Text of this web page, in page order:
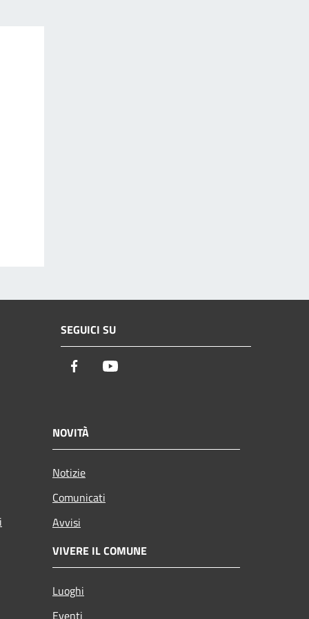
SEGUICI SU
Facebook
NOVITÀ
Notizie
Comunicati
Avvisi
VIVERE IL COMUNE
Luoghi
Eventi